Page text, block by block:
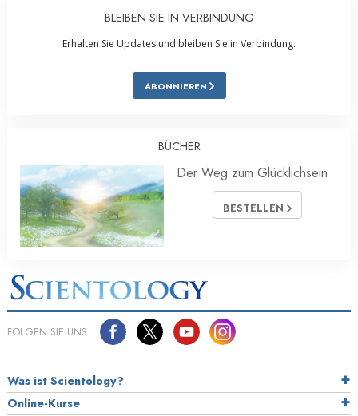
BLEIBEN SIE IN VERBINDUNG
Erhalten Sie Updates und bleiben Sie in Verbindung.
ABONNIEREN
BÜCHER
Der Weg zum Glücklichsein
BESTELLEN
FOLGEN SIE UNS
Was ist Scientology?
Online-Kurse